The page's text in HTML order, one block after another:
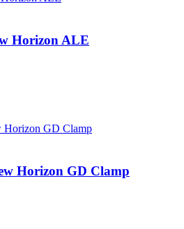
Horizon ALE
Horizon GD Clamp